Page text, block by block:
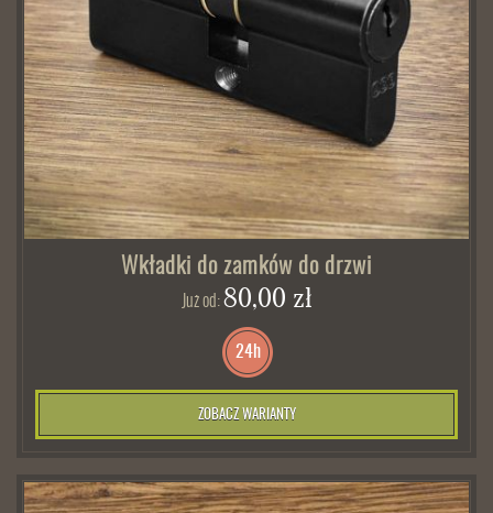
Wkładki do zamków do drzwi
Już od: 80,00 zł
24h
ZOBACZ WARIANTY